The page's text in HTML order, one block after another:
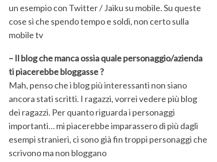
un esempio con Twitter / Jaiku su mobile. Su queste
cose sì che spendo tempo e soldi, non certo sulla
mobile tv
– Il blog che manca ossia quale personaggio/azienda
ti piacerebbe bloggasse ?
Mah, penso che i blog più interessanti non siano
ancora stati scritti. I ragazzi, vorrei vedere più blog
dei ragazzi. Per quanto riguarda i personaggi
importanti… mi piacerebbe imparassero di più dagli
esempi stranieri, ci sono già fin troppi personaggi che
scrivono ma non bloggano